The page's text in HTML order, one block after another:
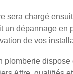
sera chargé
un dépannage en
de vos
plomberie